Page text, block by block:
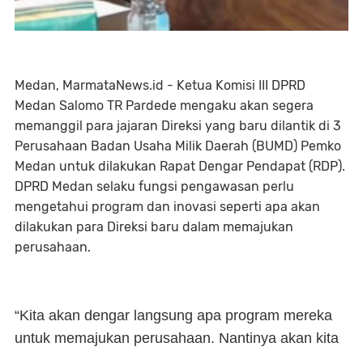
Medan, MarmataNews.id - Ketua Komisi III DPRD
Medan Salomo TR Pardede mengaku akan segera
memanggil para jajaran Direksi yang baru dilantik di 3
Perusahaan Badan Usaha Milik Daerah (BUMD) Pemko
Medan untuk dilakukan Rapat Dengar Pendapat (RDP).
DPRD Medan selaku fungsi pengawasan perlu
mengetahui program dan inovasi seperti apa akan
dilakukan para Direksi baru dalam memajukan
perusahaan.
“Kita akan dengar langsung apa program mereka
untuk memajukan perusahaan. Nantinya akan kita